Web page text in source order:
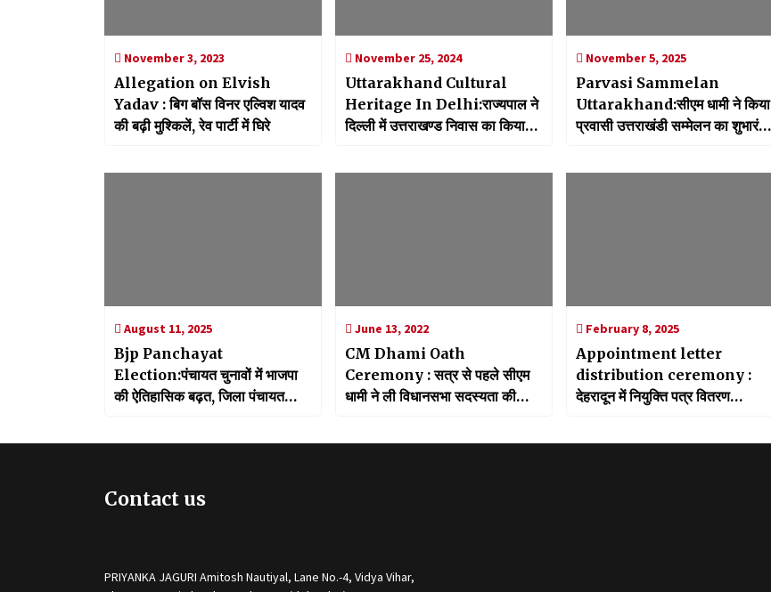
November 3, 2023
Allegation on Elvish
Yadav : बिग बॉस विनर एल्विश यादव
की बढ़ी मुश्किलें, रेव पार्टी में घिरे
November 25, 2024
Uttarakhand Cultural
Heritage In Delhi:राज्यपाल ने
दिल्ली में उत्तराखण्ड निवास का किया
November 5, 2025
Parvasi Sammelan
Uttarakhand:सीएम धामी ने किया
प्रवासी उत्तराखंडी सम्मेलन का शुभारंभ,
August 11, 2025
Bjp Panchayat
Election:पंचायत चुनावों में भाजपा
की ऐतिहासिक बढ़त, जिला पंचायत
June 13, 2022
CM Dhami Oath
Ceremony : सत्र से पहले सीएम
धामी ने ली विधानसभा सदस्यता की
February 8, 2025
Appointment letter
distribution ceremony :
देहरादून में नियुक्ति पत्र वितरण
Contact us
PRIYANKA JAGURI Amitosh Nautiyal, Lane No.-4, Vidya Vihar,